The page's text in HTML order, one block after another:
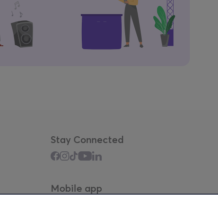
Stay Connected
Mobile app